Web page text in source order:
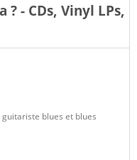
? - CDs, Vinyl LPs,
guitariste blues et blues